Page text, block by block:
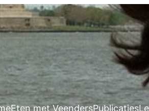
Eten met VeendersPublicaties